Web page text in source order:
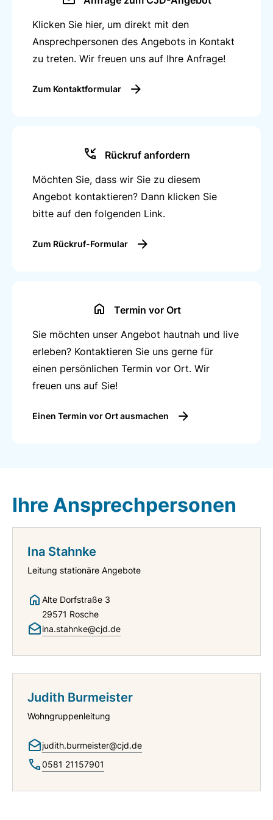
Klicken Sie hier, um direkt mit den
Ansprechpersonen des Angebots in Kontakt
zu treten. Wir freuen uns auf Ihre Anfrage!
Zum Kontaktformular
Rückruf anfordern
Möchten Sie, dass wir Sie zu diesem
Angebot kontaktieren? Dann klicken Sie
bitte auf den folgenden Link.
Zum Rückruf-Formular
Termin vor Ort
Sie möchten unser Angebot hautnah und live
erleben? Kontaktieren Sie uns gerne für
einen persönlichen Termin vor Ort. Wir
freuen uns auf Sie!
Einen Termin vor Ort ausmachen
Ihre Ansprechpersonen
Ina Stahnke
Leitung stationäre Angebote
Alte Dorfstraße 3
29571 Rosche
ina.stahnke@cjd.de
Judith Burmeister
Wohngruppenleitung
judith.burmeister@cjd.de
0581 21157901